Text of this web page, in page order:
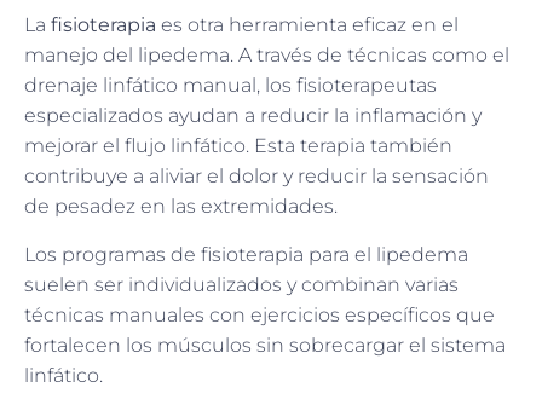
La fisioterapia es otra herramienta eficaz en el
manejo del lipedema. A través de técnicas como el
drenaje linfático manual, los fisioterapeutas
especializados ayudan a reducir la inflamación y
mejorar el flujo linfático. Esta terapia también
contribuye a aliviar el dolor y reducir la sensación
de pesadez en las extremidades.
Los programas de fisioterapia para el lipedema
suelen ser individualizados y combinan varias
técnicas manuales con ejercicios específicos que
fortalecen los músculos sin sobrecargar el sistema
linfático.